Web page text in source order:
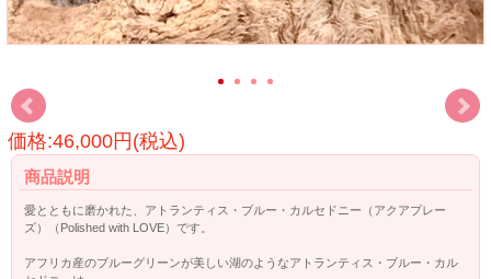
価格:46,000円(税込)
商品説明
愛とともに磨かれた、アトランティス・ブルー・カルセドニー（アクアプレー
ズ）（Polished with LOVE）です。
アフリカ産のブルーグリーンが美しい湖のようなアトランティス・ブルー・カル